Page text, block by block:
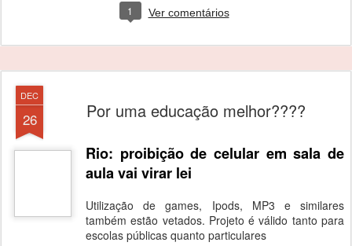
1 Ver comentários
DEC
26 Por uma educação melhor????
Rio: proibição de celular em sala de
aula vai virar lei
Utilização de games, Ipods, MP3 e similares
também estão vetados. Projeto é válido tanto para
escolas públicas quanto particulares